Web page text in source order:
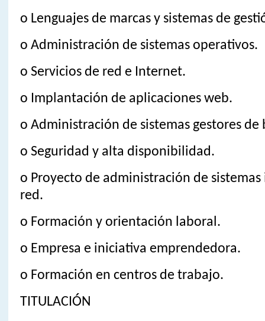
o Lenguajes de marcas y sistemas de
o Administración de sistemas operativos.
o Servicios de red e Internet.
o Implantación de aplicaciones web.
o Administración de sistemas gestores de
o Seguridad y alta disponibilidad.
o Proyecto de administración de
red.
o Formación y orientación laboral.
o Empresa e iniciativa emprendedora.
o Formación en centros de trabajo.
TITULACIÓN